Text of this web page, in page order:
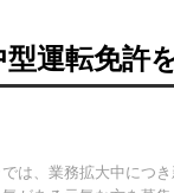
型運転免許
は、業務拡大中につ